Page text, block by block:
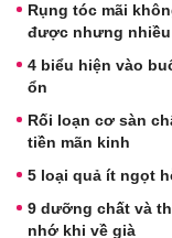
Rụng tóc mãi
được nhưng
4 biểu hiện vào
ổn
Rối loạn cơ sàn
tiền mãn kinh
5 loại quả ít ngọt
9 dưỡng chất và
nhớ khi về già